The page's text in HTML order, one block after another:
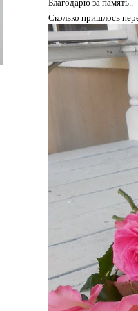
работал
задержался. За то, что
погоны и
участвовать в
всегда
состоит в том, что
году во время
хотя фамилию
Третьего декабря в
немецком лагере для
бегству полагается
в РОА… Но меня
побег
Благодарю за память..
Сколько пришлось